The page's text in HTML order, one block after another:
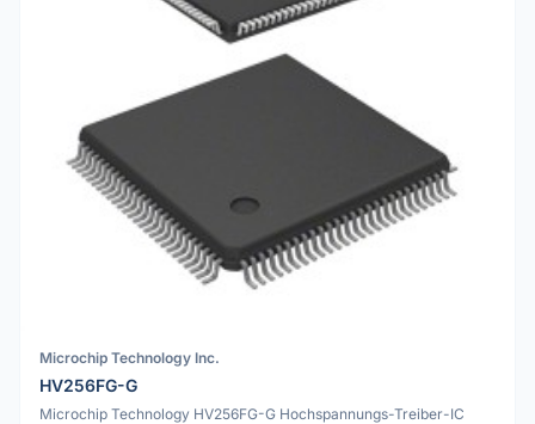
Microchip Technology Inc.
HV256FG-G
Microchip Technology HV256FG-G Hochspannungs-Treiber-IC